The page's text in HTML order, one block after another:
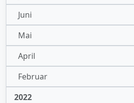
Juni
Mai
April
Februar
2022